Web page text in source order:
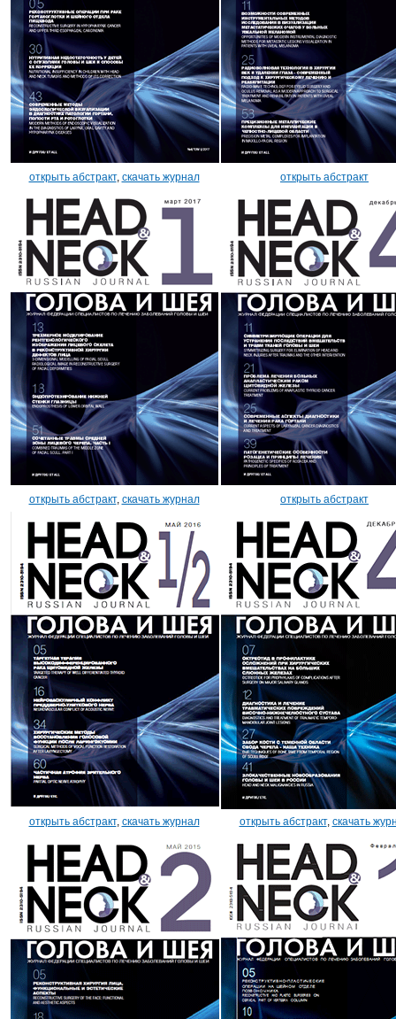
открыть абстракт, скачать журнал открыть абстракт
открыть абстракт, скачать журнал открыть абстракт
открыть абстракт, скачать журнал открыть абстракт, скачать